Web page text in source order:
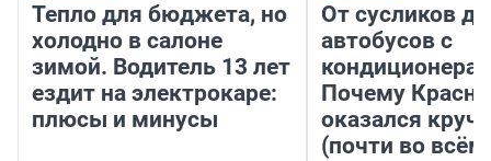
Тепло для бюджета, но
холодно в салоне
зимой. Водитель 13 лет
ездит на электрокаре:
плюсы и минусы
От сусликов до
автобусов с
Почему
оказался
(почти во